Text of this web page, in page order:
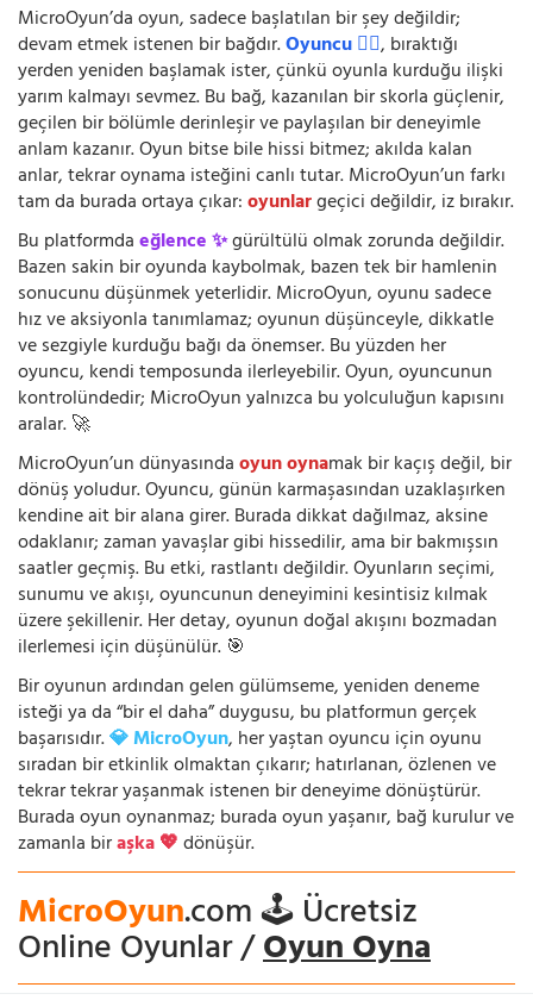
MicroOyun’da oyun, sadece başlatılan bir şey değildir;
devam etmek istenen bir bağdır.Oyuncu 🧍‍♂️, bıraktığı
yerden yeniden başlamak ister, çünkü oyunla kurduğu ilişki
yarım kalmayı sevmez. Bu bağ, kazanılan bir skorla güçlenir,
geçilen bir bölümle derinleşir ve paylaşılan bir deneyimle
anlam kazanır. Oyun bitse bile hissi bitmez; akılda kalan
anlar, tekrar oynama isteğini canlı tutar. MicroOyun’un farkı
tam da burada ortaya çıkar:oyunlargeçici değildir, iz bırakır.
Bu platformdaeğlence ✨gürültülü olmak zorunda değildir.
Bazen sakin bir oyunda kaybolmak, bazen tek bir hamlenin
sonucunu düşünmek yeterlidir. MicroOyun, oyunu sadece
hız ve aksiyonla tanımlamaz; oyunun düşünceyle, dikkatle
ve sezgiyle kurduğu bağı da önemser. Bu yüzden her
oyuncu, kendi temposunda ilerleyebilir. Oyun, oyuncunun
kontrolündedir; MicroOyun yalnızca bu yolculuğun kapısını
aralar. 🚀
MicroOyun’un dünyasındaoyun oynamak bir kaçış değil, bir
dönüş yoludur. Oyuncu, günün karmaşasından uzaklaşırken
kendine ait bir alana girer. Burada dikkat dağılmaz, aksine
odaklanır; zaman yavaşlar gibi hissedilir, ama bir bakmışsın
saatler geçmiş. Bu etki, rastlantı değildir. Oyunların seçimi,
sunumu ve akışı, oyuncunun deneyimini kesintisiz kılmak
üzere şekillenir. Her detay, oyunun doğal akışını bozmadan
ilerlemesi için düşünülür. 🎯
Bir oyunun ardından gelen gülümseme, yeniden deneme
isteği ya da “bir el daha” duygusu, bu platformun gerçek
başarısıdır.💎 MicroOyun, her yaştan oyuncu için oyunu
sıradan bir etkinlik olmaktan çıkarır; hatırlanan, özlenen ve
tekrar tekrar yaşanmak istenen bir deneyime dönüştürür.
Burada oyun oynanmaz; burada oyun yaşanır, bağ kurulur ve
zamanla biraşka 💖dönüşür.
MicroOyun.com 🕹️ Ücretsiz
Online Oyunlar /Oyun Oyna